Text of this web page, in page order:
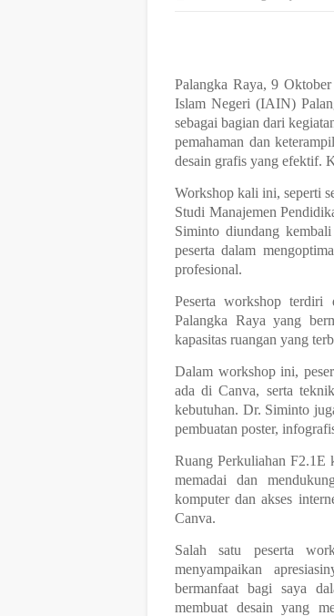
Palangka Raya, 9
Islam Negeri (IAIN)
sebagai bagian dari
pemahaman dan
desain grafis yang efektif.
Workshop kali ini, seperti
Studi Manajemen
Siminto diundang
peserta dalam
profesional.
Peserta workshop terdiri
Palangka Raya yang
kapasitas ruangan yang
Dalam workshop ini,
ada di Canva, serta
kebutuhan. Dr. Siminto
pembuatan poster,
Ruang Perkuliahan F2.1E
memadai dan
komputer dan akses
Canva.
Salah satu peserta
menyampaikan
bermanfaat bagi saya
membuat desain yang